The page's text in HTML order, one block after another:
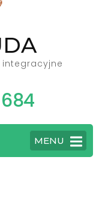
integracyjne
MENU